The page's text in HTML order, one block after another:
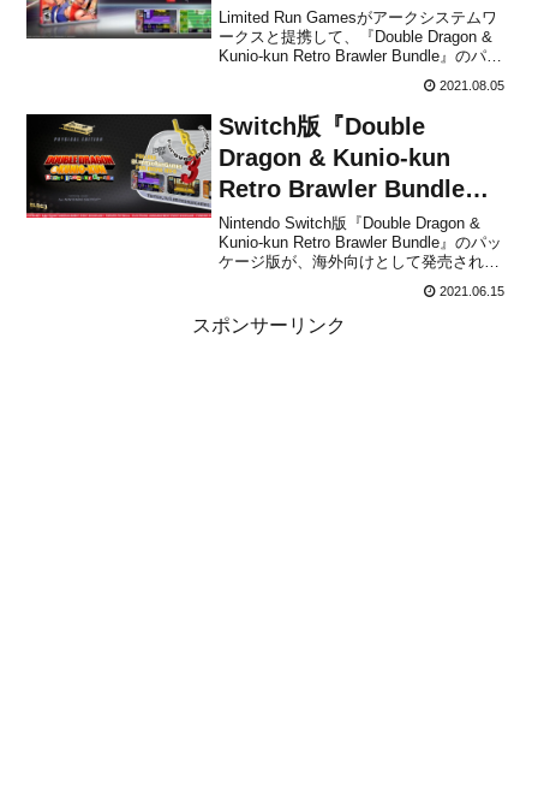
Bundle』のパッケージ版
の予約受付を2021年8月13
日より開始すると発表！
Limited Run Gamesがアークシステムワ
ークスと提携して、『Double Dragon &
Kunio-kun Retro Brawler Bundle』のパッ
ケージ版の予約受付を2021年8月13日よ
りLimited Run Games 公式サイトにて開
始するとアナ...
2021.08.05
Switch版『Double
Dragon & Kunio-kun
Retro Brawler Bundle』
のパッケージ版が海外向け
として発売決定！
Nintendo Switch版『Double Dragon &
Kunio-kun Retro Brawler Bundle』のパッ
ケージ版が、海外向けとして発売される
Limited Run Gamesからアナウンスされ
ました。詳細などは...
2021.06.15
スポンサーリンク